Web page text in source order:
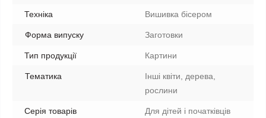
Техніка Вишивка бісером
Форма випуску Заготовки
Тип продукції Картини
Тематика
Інші квіти, дерева,
рослини
Серія товарів Для дітей і початківців